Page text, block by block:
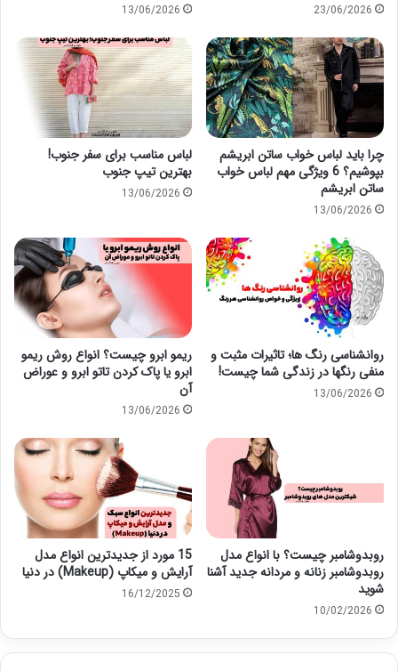
23/06/2026
13/06/2026
چرا باید لباس خواب ساتن ابریشم
بپوشیم؟ 6 ویژگی مهم لباس خواب
ساتن ابریشم
13/06/2026
لباس مناسب برای سفر جنوب!
بهترین تیپ جنوب
13/06/2026
روانشناسی رنگ ها؛ تاثیرات مثبت و
منفی رنگها در زندگی شما چیست!
13/06/2026
ریمو ابرو چیست؟ انواع روش ریمو
ابرو یا پاک کردن تاتو ابرو و عوراض
آن
13/06/2026
روبدوشامبر چیست؟ با انواع مدل
روبدوشامبر زنانه و مردانه جدید آشنا
شوید
10/02/2026
15 مورد از جدیدترین انواع مدل
آرایش و میکاپ (Makeup) در دنیا
16/12/2025